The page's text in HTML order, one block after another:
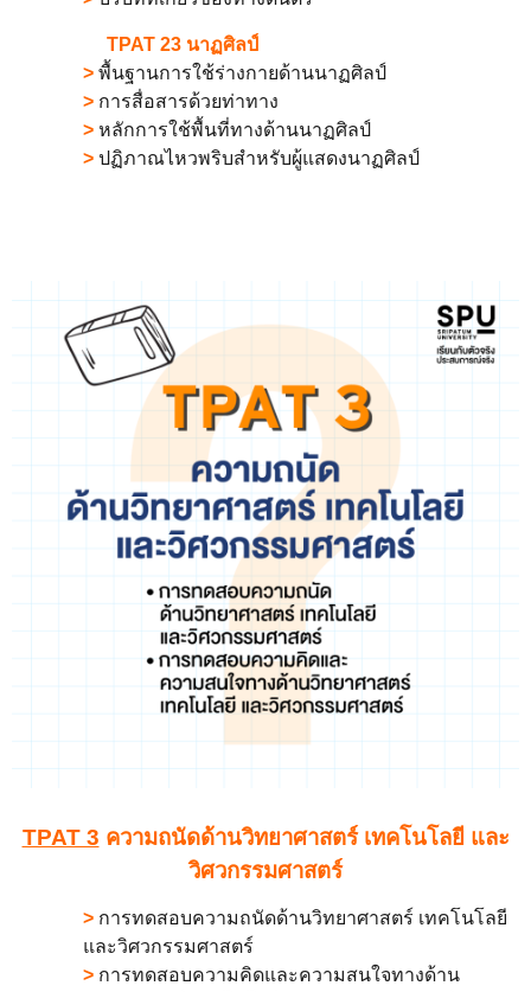
TPAT 23 นาฏศิลป์
> พื้นฐานการใช้ร่างกายด้านนาฏศิลป์
> การสื่อสารด้วยท่าทาง
> หลักการใช้พื้นที่ทางด้านนาฏศิลป์
> ปฏิภาณไหวพริบสำหรับผู้แสดงนาฏศิลป์
TPAT 3 ความถนัดด้านวิทยาศาสตร์ เทคโนโลยี และ
วิศวกรรมศาสตร์
> การทดสอบความถนัดด้านวิทยาศาสตร์ เทคโนโลยี
และวิศวกรรมศาสตร์
> การทดสอบความคิดและความสนใจทางด้าน